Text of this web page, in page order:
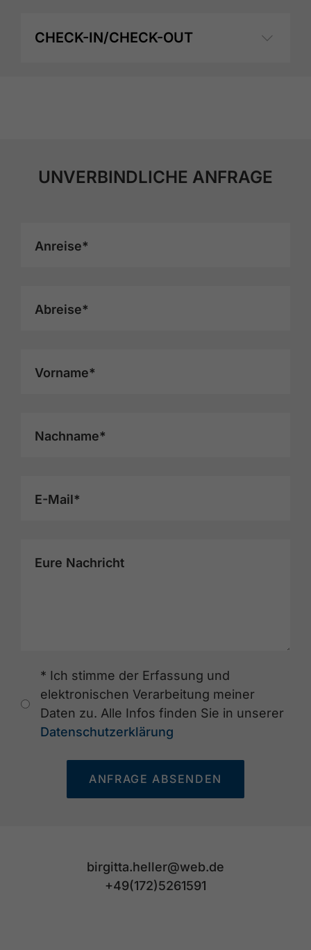
CHECK-IN/CHECK-OUT
UNVERBINDLICHE ANFRAGE
Anreise*
Abreise*
Vorname*
Nachname*
E-Mail*
Eure Nachricht
* Ich stimme der Erfassung und
elektronischen Verarbeitung meiner
Daten zu. Alle Infos finden Sie in unserer
Datenschutzerklärung
ANFRAGE ABSENDEN
birgitta.heller@web.de
+49(172)5261591